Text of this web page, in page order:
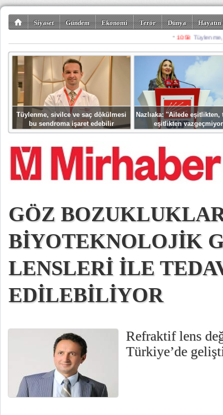
Siyaset Gündem Ekonomi Terör Dünya
Spor Misafir
Tüylenme, sivilce ve saç dökülmesi
bu sendroma işaret edebilir
Nazlıaka: ''Ailede eşitlikten,
eşitlikten
GÖZ
BİYOTEKNOLOJİK
LENSLERİ İLE
EDİLEBİLİYOR
Refraktif lens
Türkiye’de